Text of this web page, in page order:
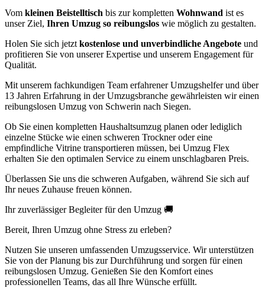
Vom kleinen Beistelltisch bis zur kompletten Wohnwand ist es
unser Ziel, Ihren Umzug so reibungslos wie möglich zu gestalten.
Holen Sie sich jetzt kostenlose und unverbindliche Angebote und
profitieren Sie von unserer Expertise und unserem Engagement für
Qualität.
Mit unserem fachkundigen Team erfahrener Umzugshelfer und über
13 Jahren Erfahrung in der Umzugsbranche gewährleisten wir einen
reibungslosen Umzug von Schwerin nach Siegen.
Ob Sie einen kompletten Haushaltsumzug planen oder lediglich
einzelne Stücke wie einen schweren Trockner oder eine
empfindliche Vitrine transportieren müssen, bei Umzug Flex
erhalten Sie den optimalen Service zu einem unschlagbaren Preis.
Überlassen Sie uns die schweren Aufgaben, während Sie sich auf
Ihr neues Zuhause freuen können.
Ihr zuverlässiger Begleiter für den Umzug 🚚
Bereit, Ihren Umzug ohne Stress zu erleben?
Nutzen Sie unseren umfassenden Umzugsservice. Wir unterstützen
Sie von der Planung bis zur Durchführung und sorgen für einen
reibungslosen Umzug. Genießen Sie den Komfort eines
professionellen Teams, das all Ihre Wünsche erfüllt.